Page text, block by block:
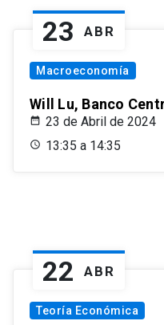
23 ABR
Macroeconomía
Will Lu, Banco
23 de Abril de 2024
13:35 a 14:35
22 ABR
Teoría Económica